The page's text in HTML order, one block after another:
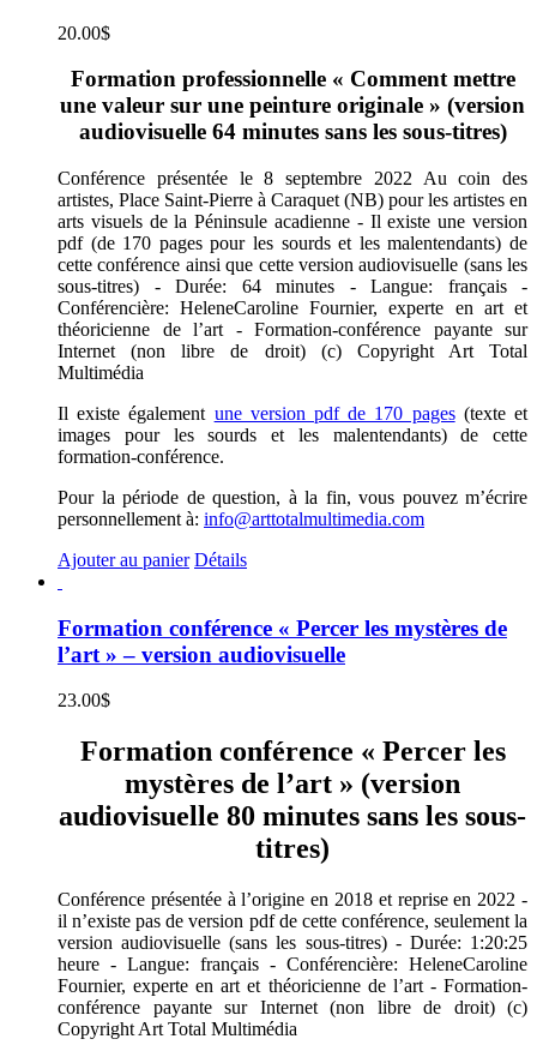
20.00$
Formation professionnelle « Comment mettre
une valeur sur une peinture originale » (version
audiovisuelle 64 minutes sans les sous-titres)
Conférence présentée le 8 septembre 2022 Au coin des
artistes, Place Saint-Pierre à Caraquet (NB) pour les artistes en
arts visuels de la Péninsule acadienne - Il existe une version
pdf (de 170 pages pour les sourds et les malentendants) de
cette conférence ainsi que cette version audiovisuelle (sans les
sous-titres) - Durée: 64 minutes - Langue: français -
Conférencière: HeleneCaroline Fournier, experte en art et
théoricienne de l’art - Formation-conférence payante sur
Internet (non libre de droit) (c) Copyright Art Total
Multimédia
Il existe également une version pdf de 170 pages(texte et
images pour les sourds et les malentendants) de cette
formation-conférence.
Pour la période de question, à la fin, vous pouvez m’écrire
personnellement à: info@arttotalmultimedia.com
Ajouter au panier Détails
Formation conférence « Percer les mystères de
l’art » – version audiovisuelle
23.00$
Formation conférence « Percer les
mystères de l’art » (version
audiovisuelle 80 minutes sans les sous-
titres)
Conférence présentée à l’origine en 2018 et reprise en 2022 -
il n’existe pas de version pdf de cette conférence, seulement la
version audiovisuelle (sans les sous-titres) - Durée: 1:20:25
heure - Langue: français - Conférencière: HeleneCaroline
Fournier, experte en art et théoricienne de l’art - Formation-
conférence payante sur Internet (non libre de droit) (c)
Copyright Art Total Multimédia